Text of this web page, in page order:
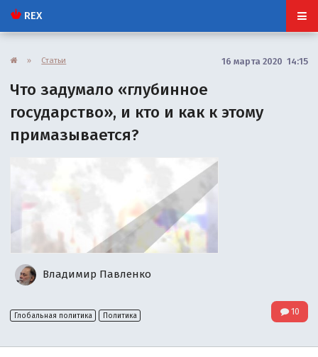
REX
» Статьи 16 марта 2020 14:15
Что задумало «глубинное
государство», и кто и как к этому
примазывается?
Владимир Павленко
Глобальная политика Политика 10